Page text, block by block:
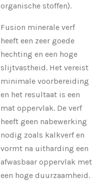
organische stoffen).
Fusion minerale verf
heeft een zeer goede
hechting en een hoge
slijtvastheid. Het vereist
minimale voorbereiding
en het resultaat is een
mat oppervlak. De verf
heeft geen nabewerking
nodig zoals kalkverf en
vormt na uitharding een
afwasbaar oppervlak met
een hoge duurzaamheid.